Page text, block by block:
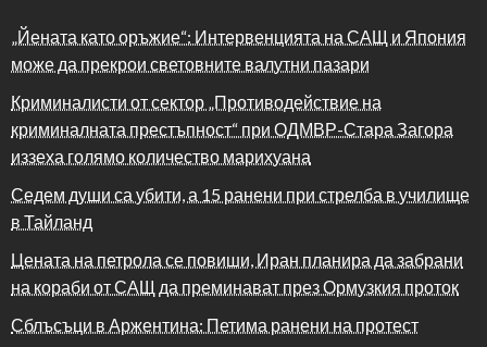
„Йената като оръжие“: Интервенцията на САЩ и Япония
може да прекрои световните валутни пазари
Криминалисти от сектор „Противодействие на
криминалната престъпност“ при ОДМВР-Стара Загора
иззеха голямо количество марихуана
Седем души са убити, а 15 ранени при стрелба в училище
в Тайланд
Цената на петрола се повиши, Иран планира да забрани
на кораби от САЩ да преминават през Ормузкия проток
Сблъсъци в Аржентина: Петима ранени на протест